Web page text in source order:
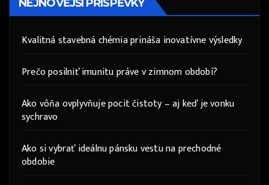
NEJNOVĚJŠÍ PŘÍSPĚVKY
Kvalitná stavebná chémia prináša inovatívne výsledky
Prečo posilniť imunitu práve v zimnom období?
Ako vôňa ovplyvňuje pocit čistoty – aj keď je vonku
sychravo
Ako si vybrať ideálnu pánsku vestu na prechodné
obdobie